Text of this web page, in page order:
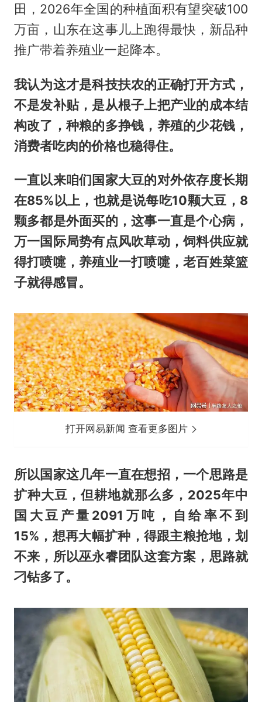
田，2026年全国的种植面积有望突破100
万亩，山东在这事儿上跑得最快，新品种
推广带着养殖业一起降本。
我认为这才是科技扶农的正确打开方式，
不是发补贴，是从根子上把产业的成本结
构改了，种粮的多挣钱，养殖的少花钱，
消费者吃肉的价格也稳得住。
一直以来咱们国家大豆的对外依存度长期
在85%以上，也就是说每吃10颗大豆，8
颗多都是外面买的，这事一直是个心病，
万一国际局势有点风吹草动，饲料供应就
得打喷嚏，养殖业一打喷嚏，老百姓菜篮
子就得感冒。
打开网易新闻 查看更多图片
所以国家这几年一直在想招，一个思路是
扩种大豆，但耕地就那么多，2025年中
国大豆产量2091万吨，自给率不到
15%，想再大幅扩种，得跟主粮抢地，划
不来，所以巫永睿团队这套方案，思路就
刁钻多了。